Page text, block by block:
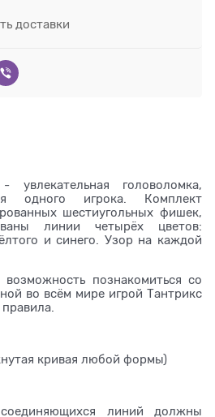
доставки
увлекательная головоломка,
одного игрока. Комплект
шестиугольных фишек,
линии четырёх цветов:
и синего. Узор на каждой
познакомиться со
во всём мире игрой Тантрикс
кривая любой формы)
линий должны